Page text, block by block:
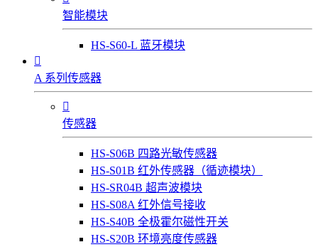
智能模块
HS-S60-L 蓝牙模块

A 系列传感器

传感器
HS-S06B 四路光敏传感器
HS-S01B 红外传感器（循迹模块）
HS-SR04B 超声波模块
HS-S08A 红外信号接收
HS-S40B 全极霍尔磁性开关
HS-S20B 环境亮度传感器